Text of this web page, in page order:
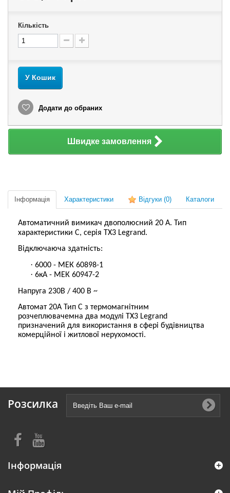
Кількість
У Кошик
Додати до обраних
Швидке замовлення
Інформація Характеристики Відгуки (0) Каталоги
Автоматичний вимикач двополюсний 20 А. Тип
характеристики С, серія ТХ3 Legrand.
Відключаюча здатність:
· 6000 - МЕК 60898-1
· 6кА - МЕК 60947-2
Напруга 230В / 400 В ~
Автомат 20А Тип С з термомагнітним
розчеплювачемна два модулі ТХ3 Legrand
призначений для використання в сфері будівництва
комерційної і житлової нерухомості.
Розсилка
Інформація